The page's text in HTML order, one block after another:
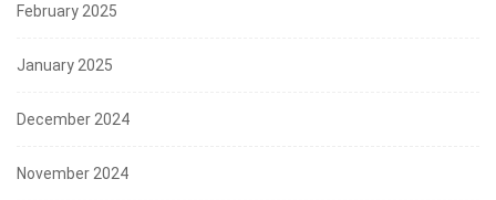
February 2025
January 2025
December 2024
November 2024